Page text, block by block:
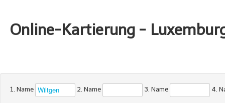
Online-Kartierung -
1. Name 2. Name 3. Name 4.